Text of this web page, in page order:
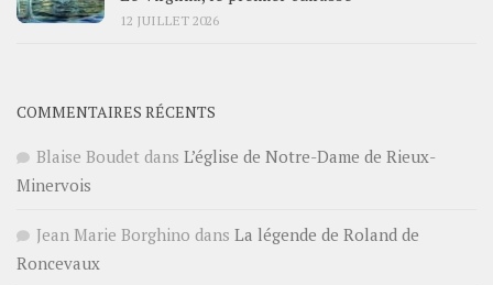
12 JUILLET 2026
COMMENTAIRES RÉCENTS
Blaise Boudet dans L’église de Notre-Dame de Rieux-
Minervois
Jean Marie Borghino dans La légende de Roland de
Roncevaux